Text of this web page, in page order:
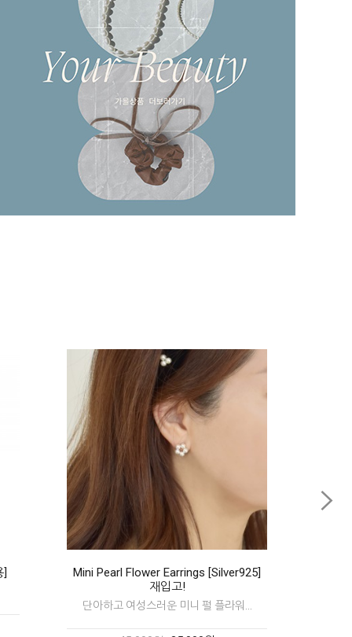
Sonia Heart BR
♡소니아 하트 브레이슬릿~
19,000원 12,000원